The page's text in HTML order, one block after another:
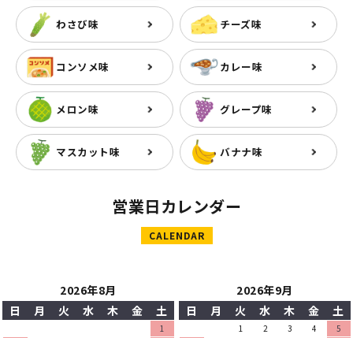
わさび味 チーズ味
コンソメ味 カレー味
メロン味 グレープ味
マスカット味 バナナ味
営業日カレンダー
CALENDAR
2026年8月
日
月 火 水 木 金 土
1
2026年9月
日
月 火 水 木 金 土
1 2 3 4
5